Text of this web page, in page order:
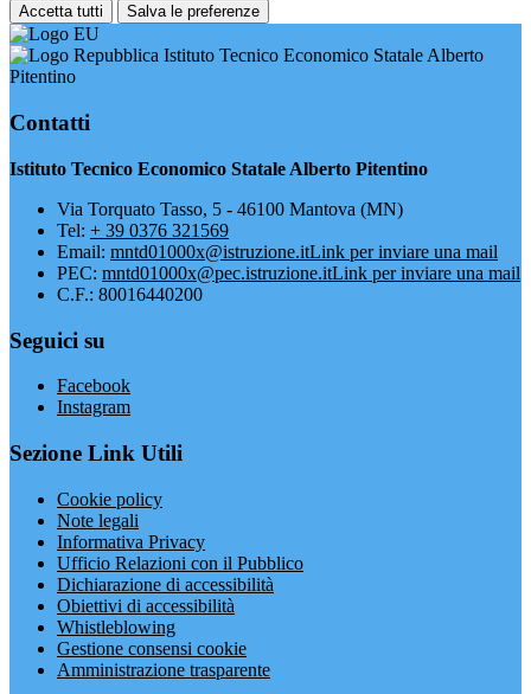
Accetta tutti Salva le preferenze
Istituto Tecnico Economico Statale Alberto
Pitentino
Contatti
Istituto Tecnico Economico Statale Alberto Pitentino
Via Torquato Tasso, 5 - 46100 Mantova (MN)
Tel: + 39 0376 321569
Email: mntd01000x@istruzione.itLink per inviare una mail
PEC: mntd01000x@pec.istruzione.itLink per inviare una mail
C.F.: 80016440200
Seguici su
Facebook
Instagram
Sezione Link Utili
Cookie policy
Note legali
Informativa Privacy
Ufficio Relazioni con il Pubblico
Dichiarazione di accessibilità
Obiettivi di accessibilità
Whistleblowing
Gestione consensi cookie
Amministrazione trasparente